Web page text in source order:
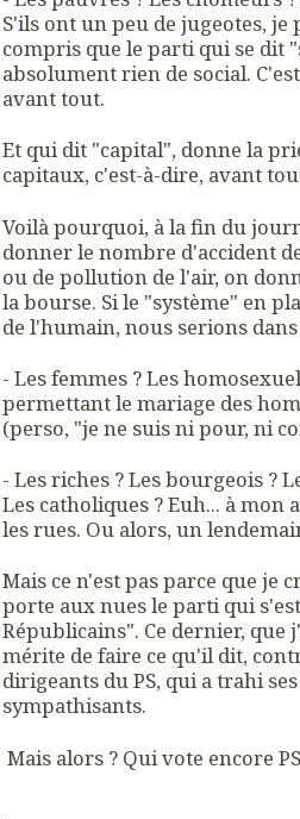
S'ils ont un peu de jugeotes,
compris que le parti qui se dit
absolument rien de social.
avant tout.
Et qui dit "capital", donne la
capitaux, c'est-à-dire, avant
Voilà pourquoi, à la fin du
donner le nombre d'accident
ou de pollution de l'air, on
la bourse. Si le "système" en
de l'humain, nous serions
- Les femmes ? Les
permettant le mariage des
(perso, "je ne suis ni pour, ni
- Les riches ? Les bourgeois ?
Les catholiques ? Euh... à mon
les rues. Ou alors, un
Mais ce n'est pas parce que je
porte aux nues le parti qui
Républicains". Ce dernier, que
mérite de faire ce qu'il dit,
dirigeants du PS, qui a trahi
sympathisants.
Mais alors ? Qui vote encore